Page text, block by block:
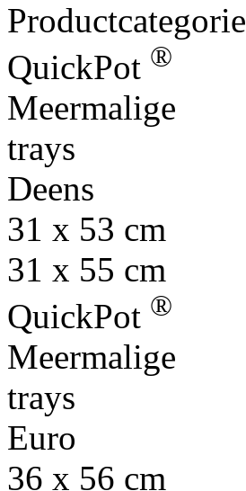
Productcategorie
QuickPot ®
Meermalige
trays
Deens
31 x 53 cm
31 x 55 cm
QuickPot ®
Meermalige
trays
Euro
36 x 56 cm